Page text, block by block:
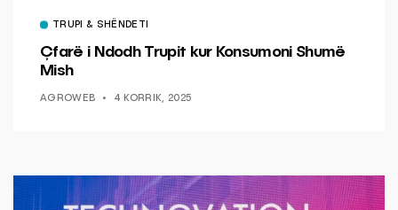
TRUPI & SHËNDETI
Çfarë i Ndodh Trupit kur Konsumoni Shumë
Mish
AGROWEB 4 KORRIK, 2025